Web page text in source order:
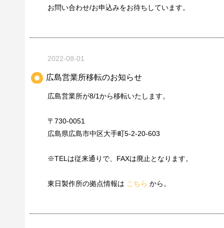
お問い合わせ/お申込みをお待ちしています。
2022-08-01
広島営業所移転のお知らせ
広島営業所が8/1から移転いたします。
〒730-0051
広島県広島市中区大手町5-2-20-603
※TELは従来通りで、FAXは廃止となります。
東日製作所の拠点情報は こちら から。